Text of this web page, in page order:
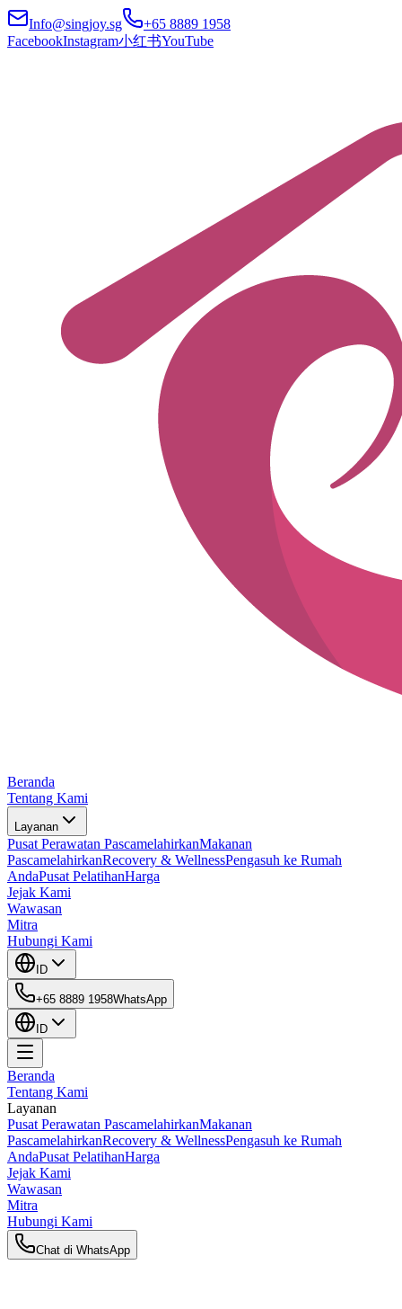
Info@singjoy.sg
+65 8889 1958
FacebookInstagram小红书YouTube
Beranda
Tentang Kami
Layanan
Pusat Perawatan PascamelahirkanMakanan
PascamelahirkanRecovery & WellnessPengasuh ke Rumah
AndaPusat PelatihanHarga
Jejak Kami
Wawasan
Mitra
Hubungi Kami
ID
+65 8889 1958WhatsApp
ID
Beranda
Tentang Kami
Layanan
Pusat Perawatan PascamelahirkanMakanan
PascamelahirkanRecovery & WellnessPengasuh ke Rumah
AndaPusat PelatihanHarga
Jejak Kami
Wawasan
Mitra
Hubungi Kami
Chat di WhatsApp